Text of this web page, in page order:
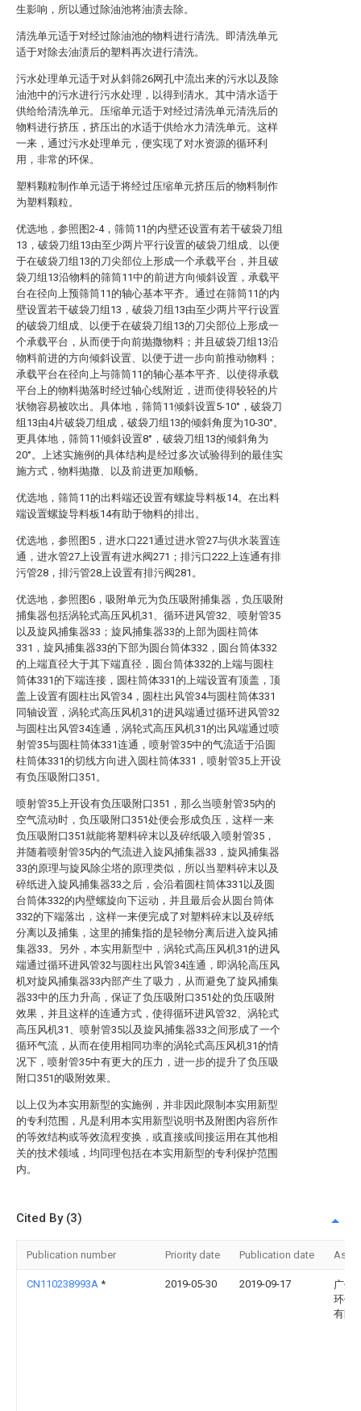
生影响，所以通过除油池将油渍去除。
清洗单元适于对经过除油池的物料进行清洗。即清洗单元
适于对除去油渍后的塑料再次进行清洗。
污水处理单元适于对从斜筛26网孔中流出来的污水以及除
油池中的污水进行污水处理，以得到清水。其中清水适于
供给给清洗单元。压缩单元适于对经过清洗单元清洗后的
物料进行挤压，挤压出的水适于供给水力清洗单元。这样
一来，通过污水处理单元，便实现了对水资源的循环利
用，非常的环保。
塑料颗粒制作单元适于将经过压缩单元挤压后的物料制作
为塑料颗粒。
优选地，参照图2-4，筛筒11的内壁还设置有若干破袋刀组
13，破袋刀组13由至少两片平行设置的破袋刀组成、以便
于在破袋刀组13的刀尖部位上形成一个承载平台，并且破
袋刀组13沿物料的筛筒11中的前进方向倾斜设置，承载平
台在径向上预筛筒11的轴心基本平齐。通过在筛筒11的内
壁设置若干破袋刀组13，破袋刀组13由至少两片平行设置
的破袋刀组成、以便于在破袋刀组13的刀尖部位上形成一
个承载平台，从而便于向前抛撒物料；并且破袋刀组13沿
物料前进的方向倾斜设置、以便于进一步向前推动物料；
承载平台在径向上与筛筒11的轴心基本平齐、以使得承载
平台上的物料抛落时经过轴心线附近，进而使得较轻的片
状物容易被吹出。具体地，筛筒11倾斜设置5-10°，破袋刀
组13由4片破袋刀组成，破袋刀组13的倾斜角度为10-30°。
更具体地，筛筒11倾斜设置8°，破袋刀组13的倾斜角为
20°。上述实施例的具体结构是经过多次试验得到的最佳实
施方式，物料抛撒、以及前进更加顺畅。
优选地，筛筒11的出料端还设置有螺旋导料板14。在出料
端设置螺旋导料板14有助于物料的排出。
优选地，参照图5，进水口221通过进水管27与供水装置连
通，进水管27上设置有进水阀271；排污口222上连通有排
污管28，排污管28上设置有排污阀281。
优选地，参照图6，吸附单元为负压吸附捕集器，负压吸附
捕集器包括涡轮式高压风机31、循环进风管32、喷射管35
以及旋风捕集器33；旋风捕集器33的上部为圆柱筒体
331，旋风捕集器33的下部为圆台筒体332，圆台筒体332
的上端直径大于其下端直径，圆台筒体332的上端与圆柱
筒体331的下端连接，圆柱筒体331的上端设置有顶盖，顶
盖上设置有圆柱出风管34，圆柱出风管34与圆柱筒体331
同轴设置，涡轮式高压风机31的进风端通过循环进风管32
与圆柱出风管34连通，涡轮式高压风机31的出风端通过喷
射管35与圆柱筒体331连通，喷射管35中的气流适于沿圆
柱筒体331的切线方向进入圆柱筒体331，喷射管35上开设
有负压吸附口351。
喷射管35上开设有负压吸附口351，那么当喷射管35内的
空气流动时，负压吸附口351处便会形成负压，这样一来
负压吸附口351就能将塑料碎末以及碎纸吸入喷射管35，
并随着喷射管35内的气流进入旋风捕集器33，旋风捕集器
33的原理与旋风除尘塔的原理类似，所以当塑料碎末以及
碎纸进入旋风捕集器33之后，会沿着圆柱筒体331以及圆
台筒体332的内壁螺旋向下运动，并且最后会从圆台筒体
332的下端落出，这样一来便完成了对塑料碎末以及碎纸
分离以及捕集，这里的捕集指的是轻物分离后进入旋风捕
集器33。另外，本实用新型中，涡轮式高压风机31的进风
端通过循环进风管32与圆柱出风管34连通，即涡轮高压风
机对旋风捕集器33内部产生了吸力，从而避免了旋风捕集
器33中的压力升高，保证了负压吸附口351处的负压吸附
效果，并且这样的连通方式，使得循环进风管32、涡轮式
高压风机31、喷射管35以及旋风捕集器33之间形成了一个
循环气流，从而在使用相同功率的涡轮式高压风机31的情
况下，喷射管35中有更大的压力，进一步的提升了负压吸
附口351的吸附效果。
以上仅为本实用新型的实施例，并非因此限制本实用新型
的专利范围，凡是利用本实用新型说明书及附图内容所作
的等效结构或等效流程变换，或直接或间接运用在其他相
关的技术领域，均同理包括在本实用新型的专利保护范围
内。
Cited By (3)
Publication number Priority date Publication date
CN110238993A * 2019-05-30 2019-09-17
广州
环保
有限